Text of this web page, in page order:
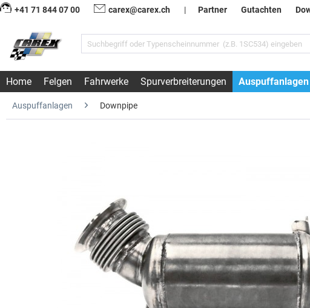
+41 71 844 07 00 carex@carex.ch | Partner Gutachten
Home Felgen Fahrwerke Spurverbreiterungen Auspuffanlagen
Auspuffanlagen Downpipe